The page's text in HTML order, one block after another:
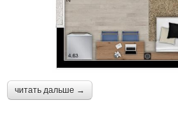
читать дальше →